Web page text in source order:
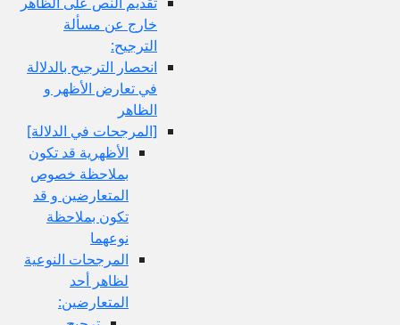
خارج عن مسألة
الترجيح:
انحصار الترجيح بالدلالة
في تعارض الأظهر و
الظاهر
[المرجحات في الدلالة]
الأظهرية قد تكون
بملاحظة خصوص
المتعارضين و قد
تكون بملاحظة
المرجحات النوعية
لظاهر أحد
المتعارضين: